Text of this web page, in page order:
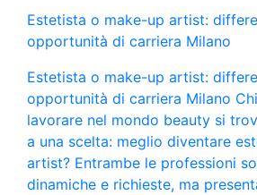
Estetista o make-up artist:
opportunità di carriera Milano
Estetista o make-up artist:
opportunità di carriera Milano
lavorare nel mondo beauty si
a una scelta: meglio diventare
artist? Entrambe le professioni
dinamiche e richieste, ma